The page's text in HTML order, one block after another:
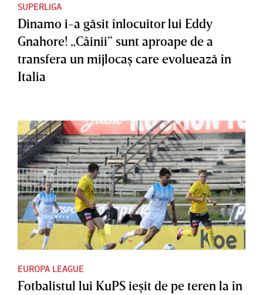
SUPERLIGA
Dinamo i-a găsit înlocuitor lui Eddy
Gnahore! „Câinii” sunt aproape de a
transfera un mijlocaş care evoluează în
Italia
EUROPA LEAGUE
Fotbalistul lui KuPS ieşit de pe teren la în